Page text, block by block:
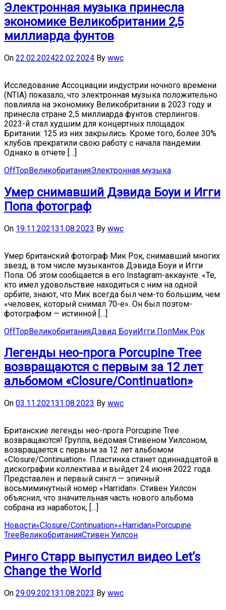
Электронная музыка принесла
экономике Великобритании 2,5
миллиарда фунтов
On 22.02.202422.02.2024 By wwc
Исследование Ассоциации индустрии ночного времени
(NTIA) показало, что электронная музыка положительно
повлияла на экономику Великобритании в 2023 году и
принесла стране 2,5 миллиарда фунтов стерлингов.
2023-й стал худшим для концертных площадок
Британии: 125 из них закрылись. Кроме того, более 30%
клубов прекратили свою работу с начала пандемии.
Однако в отчете […]
OffTopВеликобританияЭлектронная музыка
Умер снимавший Дэвида Боуи и Игги
Попа фотограф
On 19.11.202131.08.2023 By wwc
Умер британский фотограф Мик Рок, снимавший многих
звезд, в том числе музыкантов Дэвида Боуи и Игги
Попа. Об этом сообщается в его Instagram-аккаунте. «Те,
кто имел удовольствие находиться с ним на одной
орбите, знают, что Мик всегда был чем-то большим, чем
«человек, который снимал 70-е». Он был поэтом-
фотографом — истинной […]
OffTopВеликобританияДэвид БоуиИгги ПопМик Рок
Легенды нео-прога Porcupine Tree
возвращаются с первым за 12 лет
альбомом «Closure/Continuation»
On 03.11.202131.08.2023 By wwc
Британские легенды нео-прога Porcupine Tree
возвращаются! Группа, ведомая Стивеном Уилсоном,
возвращается с первым за 12 лет альбомом
«Closure/Continuation». Пластинка станет одиннадцатой в
дискографии коллектива и выйдет 24 июня 2022 года.
Представлен и первый сингл — эпичный
восьмиминутный номер «Harridan». Стивен Уилсон
объяснил, что значительная часть нового альбома
собрана из наработок, […]
Новости«Closure/Continuation»«Harridan» Porcupine
TreeВеликобританияСтивен Уилсон
Ринго Старр выпустил видео Let’s
Change the World
On 29.09.202131.08.2023 By wwc